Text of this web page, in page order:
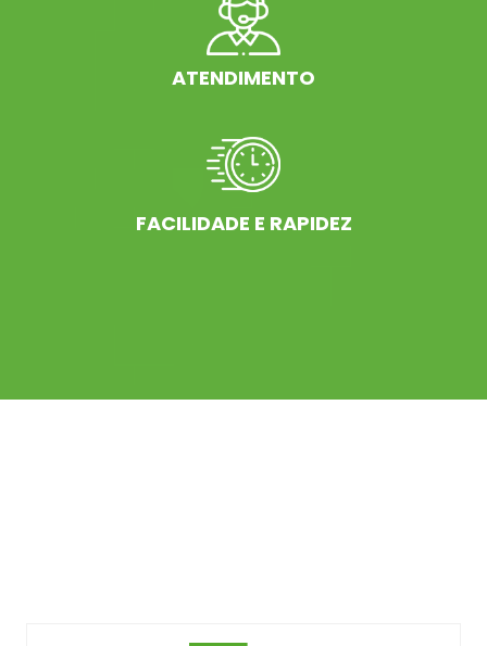
ATENDIMENTO
FACILIDADE E RAPIDEZ